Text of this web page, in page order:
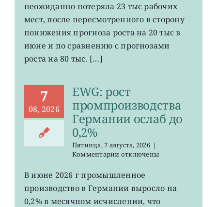
рабочих
мест
США
неожиданно
неожиданно потеряла 23 тыс рабочих
мест, после пересмотренного в сторону
понижения прогноза роста на 20 тыс в
июне и по сравнению с прогнозами
роста на 80 тыс. […]
7
08, 2026
EWG: рост
промпроизводства
Германии ослаб до
0,2%
Пятница, 7 августа, 2026 |
Комментариик
EWG:
рост
промпроизводства
Германии
отключены
В июне 2026 г промышленное
производство в Германии выросло на
0,2% в месячном исчислении, что